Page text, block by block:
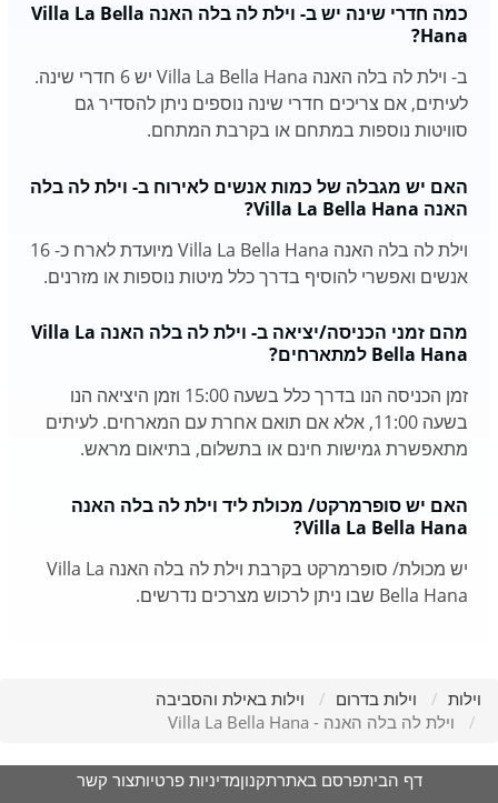
כמה חדרי שינה יש ב- וילת לה בלה האנה Villa La Bella
Hana?
ב- וילת לה בלה האנה Villa La Bella Hana יש 6 חדרי שינה.
לעיתים, אם צריכים חדרי שינה נוספים ניתן להסדיר גם
סוויטות נוספות במתחם או בקרבת המתחם.
האם יש מגבלה של כמות אנשים לאירוח ב- וילת לה בלה
האנה Villa La Bella Hana?
וילת לה בלה האנה Villa La Bella Hana מיועדת לארח כ- 16
אנשים ואפשרי להוסיף בדרך כלל מיטות נוספות או מזרנים.
מהם זמני הכניסה/יציאה ב- וילת לה בלה האנה Villa La
Bella Hana למתארחים?
זמן הכניסה הנו בדרך כלל בשעה 15:00 וזמן היציאה הנו
בשעה 11:00, אלא אם תואם אחרת עם המארחים. לעיתים
מתאפשרת גמישות חינם או בתשלום, בתיאום מראש.
האם יש סופרמרקט/ מכולת ליד וילת לה בלה האנה
Villa La Bella Hana?
יש מכולת/ סופרמרקט בקרבת וילת לה בלה האנה Villa La
Bella Hana שבו ניתן לרכוש מצרכים נדרשים.
וילות וילות בדרום
וילות באילת והסביבה
וילת לה בלה האנה - Villa La Bella Hana
דף הביתפרסם באתרתקנוןמדיניות פרטיותצור קשר